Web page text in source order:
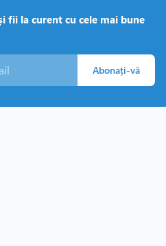
fii la curent cu cele mai bune
Abonați-vă